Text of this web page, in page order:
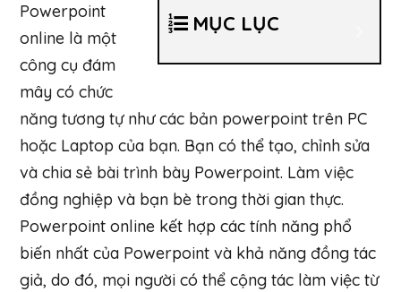
MỤC LỤC
Powerpoint
online là một
công cụ đám
mây có chức
năng tương tự như các bản powerpoint trên PC
hoặc Laptop của bạn. Bạn có thể tạo, chỉnh sửa
và chia sẻ bài trình bày Powerpoint. Làm việc
đồng nghiệp và bạn bè trong thời gian thực.
Powerpoint online kết hợp các tính năng phổ
biến nhất của Powerpoint và khả năng đồng tác
giả, do đó, mọi người có thể cộng tác làm việc từ